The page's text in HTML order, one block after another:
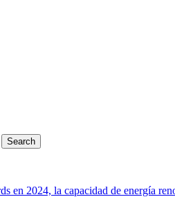
Search
Search
en 2024, la capacidad de energía